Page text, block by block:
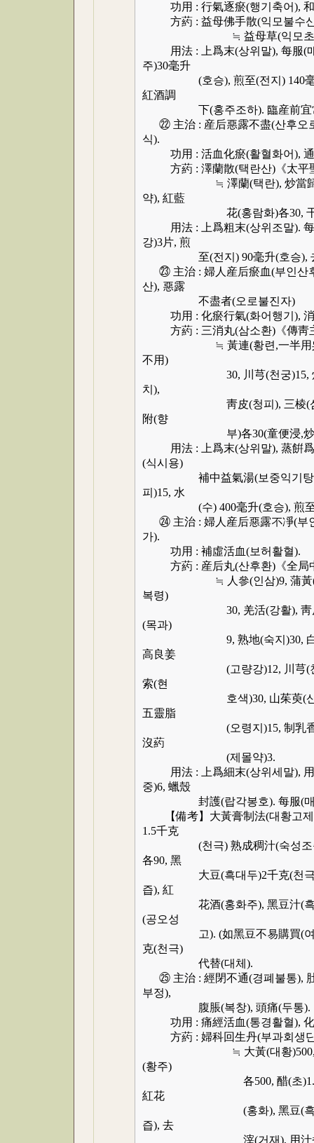
功用 : 行氣逐瘀(행기축어), 和
方葯 : 益母佛手散(익모불수산
≒ 益母草(익모초)15, 川芎
用法 : 上爲末(상위말), 每服(매
주)30毫升
(호승), 煎至(전지) 140毫升(
紅酒調
下(홍주조하). 臨産前宜常
㉒ 主治 : 産后惡露不盡(산후오
식).
功用 : 活血化瘀(활혈화어), 通
方葯 : 澤蘭散(택란산)《太平
≒ 澤蘭(택란), 炒當歸(초당
약), 紅藍
花(홍람화)各30, 干荷
用法 : 上爲粗末(상위조말). 每
강)3片, 煎
至(전지) 90毫升(호승), 去滓
㉓ 主治 : 婦人産后瘀血(부인산
산), 惡露
不盡者(오로불진자)
功用 : 化瘀行氣(화어행기), 消
方葯 : 三消丸(삼소환)《傳靑
≒ 黃連(황련,一半用吳茱萸
不用)
30, 川芎(천궁)15, 炒萊菔
치),
靑皮(청피), 三棱(삼능), 莪
附(향
부)各30(童便浸,炒
用法 : 上爲末(상위말), 蒸餠爲
(식시용)
補中益氣湯(보중익기탕) 送
피)15, 水
(수) 400毫升(호승), 煎至(전
㉔ 主治 : 婦人産后惡露不凈(부
가).
功用 : 補虛活血(보허활혈).
方葯 : 産后丸(산후환)《全局
≒ 人參(인삼)9, 蒲黃(포황
복령)
30, 羌活(강활), 靑皮(청피)
(목과)
9, 熟地(숙지)30, 白芍(백
高良姜
(고량강)12, 川芎(천궁)30,
索(현
호색)30, 山茱萸(산수유
五靈脂
(오령지)15, 制乳香(제유향
沒葯
(제몰약)3.
用法 : 上爲細末(상위세말), 用
중)6, 蠟殼
封護(랍각봉호). 每服(매복)
【備考】大黃膏制法(대황고제
1.5千克
(천극) 熟成稠汁(숙성조즙),
各90, 黑
大豆(흑대두)2千克(천극,水
즙), 紅
花酒(홍화주), 黑豆汁(흑두
(공오성
고). (如黑豆不易購買(여흑두
克(천극)
代替(대체).
㉕ 主治 : 經閉不通(경폐불통),
부정),
腹脹(복창), 頭痛(두통).
功用 : 痛經活血(통경활혈), 化
方葯 : 婦科回生丹(부과회생단
≒ 大黃(대황)500, 紅花(홍
(황주)
各500, 醋(초)1.5千克(先
紅花
(홍화), 黑豆(흑두), 蘇木(
즙), 去
滓(거재), 用汁煮大黃(용